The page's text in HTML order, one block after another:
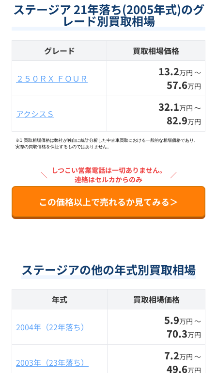
ステージア 21年落ち(2005年式)のグ
レード別買取相場
グレード 買取相場価格
２５０ＲＸ ＦＯＵＲ 13.2万円 〜
57.6万円
アクシスＳ 32.1万円 〜
82.9万円
※1 買取相場価格は弊社が独自に統計分析した中古車買取における一般的な相場価格であり、
実際の買取価格を保証するものではありません。
＼ しつこい営業電話は一切ありません。
連絡はセルカからのみ
／
この価格以上で売れるか見てみる＞
ステージアの他の年式別買取相場
年式 買取相場価格
2004年（22年落ち） 5.9万円 〜
70.3万円
2003年（23年落ち） 7.2万円 〜
49.6万円